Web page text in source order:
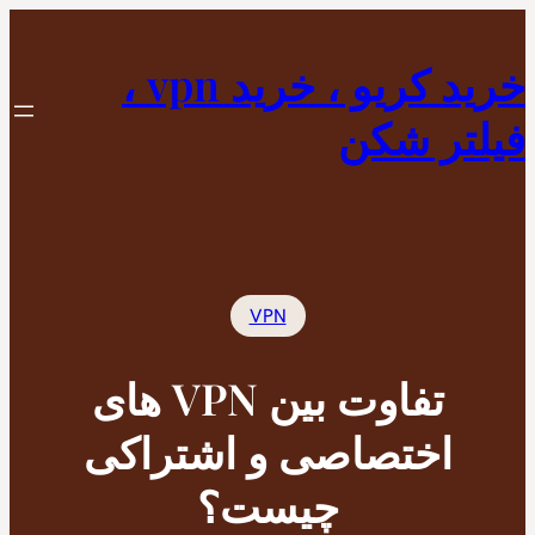
محتوا
خرید کریو ، خرید vpn ،
فیلتر شکن
VPN
تفاوت بین VPN های
اختصاصی و اشتراکی
چیست؟